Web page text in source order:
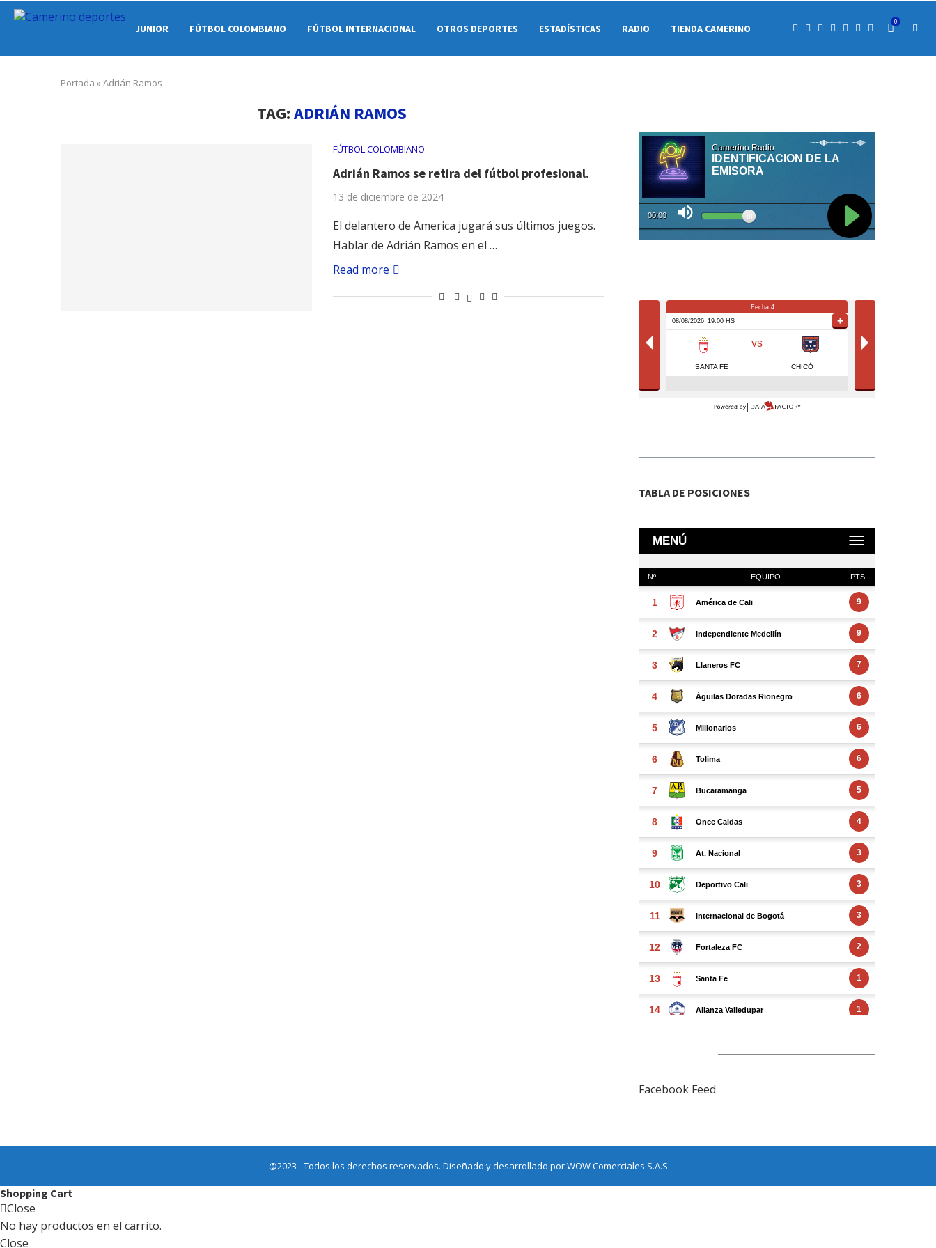
JUNIOR FÚTBOL COLOMBIANO FÚTBOL INTERNACIONAL OTROS DEPORTES ESTADÍSTICAS RADIO TIENDA CAMERINO
0
Portada »Adrián Ramos
TAG:ADRIÁN RAMOS
FÚTBOL COLOMBIANO
Adrián Ramos se retira del fútbol profesional.
13 de diciembre de 2024
El delantero de America jugará sus últimos juegos.
Hablar de Adrián Ramos en el …
Read more
TABLA DE POSICIONES
Facebook Feed
@2023 - Todos los derechos reservados. Diseñado y desarrollado porWOW Comerciales S.A.S
Shopping Cart
Close
No hay productos en el carrito.
Close